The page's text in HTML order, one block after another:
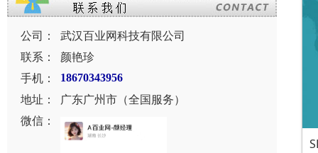
公司：
武汉百业网科技有限公司
联系：
颜艳珍
手机：
18670343956
地址：
广东广州市（全国服务）
微信：